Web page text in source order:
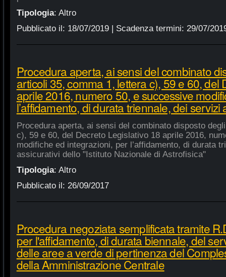
Tipologia: Altro
Pubblicato il: 18/07/2019| Scadenza termini: 29/07/
Procedura aperta, ai sensi del combinato
articoli 35, comma 1, lettera c), 59 e 60, del
aprile 2016, numero 50, e successive
l’affidamento, di durata triennale, dei servizi
Procedura aperta, ai sensi del combinato disposto
c), 59 e 60, del Decreto Legislativo 18 aprile 2016,
modifiche ed integrazioni, per l’affidamento, di durata
assicurativi dello "Istituto Nazionale di Astrofisica"
Tipologia: Altro
Pubblicato il: 26/09/2017
Procedura negoziata semplificata tramite
per l'affidamento, di durata biennale, del
delle aree a verde di pertinenza del
della Amministrazione Centrale